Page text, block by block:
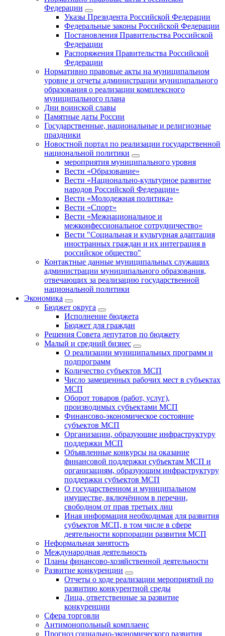
Федерации
Указы Президента Российской Федерации
Федеральные законы Российской Федерации
Постановления Правительства Российской
Федерации
Распоряжения Правительства Российской
Федерации
Нормативно правовые акты на муниципальном
уровне и отчеты администрации муниципального
образования о реализации комплексного
муниципального плана
Дни воинской славы
Памятные даты России
Государственные, национальные и религиозные
праздники
Новостной портал по реализации государственной
национальной политики
мероприятия муниципального уровня
Вести «Образование»
Вести «Национально-культурное развитие
народов Российской Федерации»
Вести «Молодежная политика»
Вести «Спорт»
Вести «Межнациональное и
межконфессиональное сотрудничество»
Вести "Социальная и культурная адаптация
иностранных граждан и их интеграция в
российское общество"
Контактные данные муниципальных служащих
администрации муниципального образования,
отвечающих за реализацию государственной
национальной политики
Экономика
Бюджет округa
Исполнение бюджета
Бюджет для граждан
Решения Совета депутатов по бюджету
Малый и средний бизнес
О реализации муниципальных программ и
подпрограмм
Количество субъектов МСП
Число замещенных рабочих мест в субъектах
МСП
Оборот товаров (работ, услуг),
производимых субъектами МСП
Финансово-экономическое состояние
субъектов МСП
Организации, образующие инфраструктуру
поддержки МСП
Объявленные конкурсы на оказание
финансовой поддержки субъектам МСП и
организациям, образующим инфраструктуру
поддержки субъектов МСП
О государственном и муниципальном
имуществе, включённом в перечни,
свободном от прав третьих лиц
Иная информация необходимая для развития
субъектов МСП, в том числе в сфере
деятельности корпорации развития МСП
Неформальная занятость
Международная деятельность
Планы финансово-хозяйственной деятельности
Развитие конкуренции
Отчеты о ходе реализации мероприятий по
развитию конкурентной среды
Лица, ответственные за развитие
конкуренции
Сфера торговли
Антимонопольный комплаенс
Прогноз социально-экономического развития